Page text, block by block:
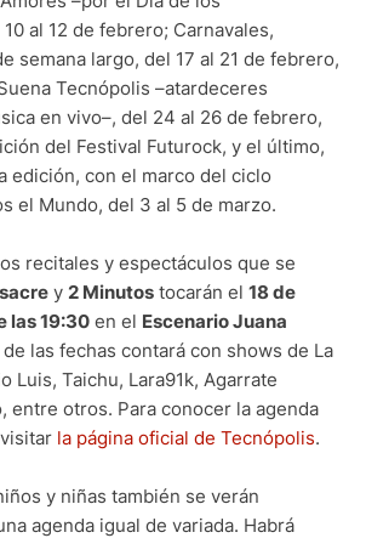
al 12 de febrero; Carnavales,
semana largo, del 17 al 21 de febrero,
Tecnópolis –atardeceres
en vivo–, del 24 al 26 de febrero,
del Festival Futurock, y el último,
edición, con el marco del ciclo
el Mundo, del 3 al 5 de marzo.
recitales y espectáculos que se
y 2 Minutos tocarán el 18 de
las 19:30 en el Escenario Juana
las fechas contará con shows de La
Luis, Taichu, Lara91k, Agarrate
entre otros. Para conocer la agenda
la página oficial de Tecnópolis.
y niñas también se verán
agenda igual de variada. Habrá